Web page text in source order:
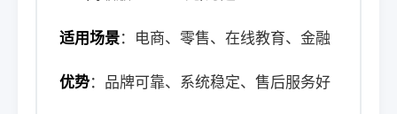
适用场景：电商、零售、在线教育、金融
优势：品牌可靠、系统稳定、售后服务好